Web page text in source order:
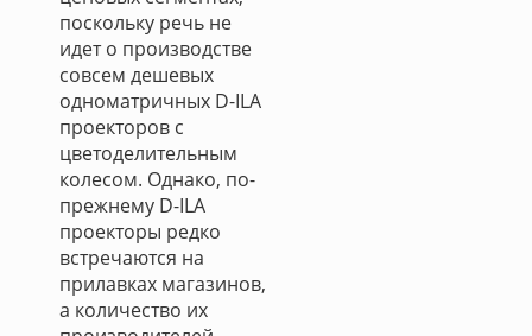
поскольку речь не
идет о производстве
совсем дешевых
одноматричных D-ILA
проекторов с
цветоделительным
колесом. Однако, по-
прежнему D-ILA
проекторы редко
встречаются на
прилавках магазинов,
а количество их